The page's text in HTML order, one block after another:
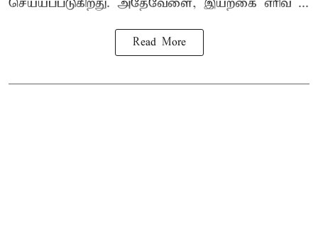
செய்யப்படுகிறது. அதேவேளை, இயற்கை எரிவ ...
Read More